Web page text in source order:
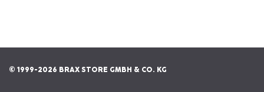
© 1999-2026 BRAX STORE GMBH & CO. KG